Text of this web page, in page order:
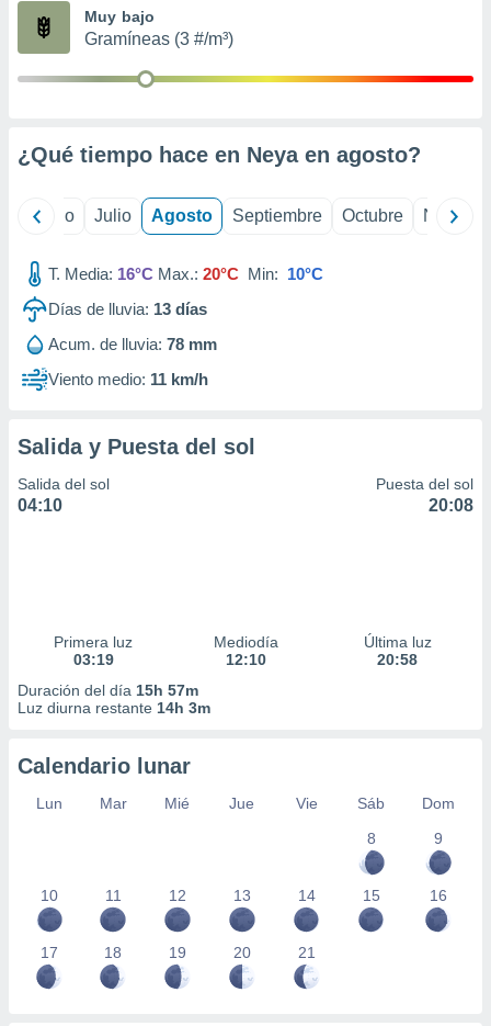
publicidad
publicidad
1199
Muy bajo
Gramíneas (3 #/m³)
¿Qué tiempo hace en Neya en agosto?
Junio Julio Agosto Septiembre Octubre
T. Media: 16°C Max.: 20°C Min: 10°C
Días de lluvia: 13 días
Acum. de lluvia: 78 mm
Viento medio: 11 km/h
Salida y Puesta del sol
Salida del sol
04:10
Puesta del sol
20:08
Primera luz
03:19
Mediodía
12:10
Última luz
20:58
Duración del día 15h 57m
Luz diurna restante 14h 3m
Calendario lunar
Lun Mar Mié Jue Vie Sáb
Dom
8
9
10 11 12 13 14 15 16
17 18 19 20 21